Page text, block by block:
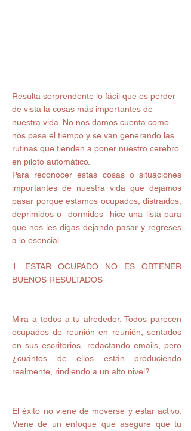
Resulta sorprendente lo fácil que es perder
de vista la cosas más importantes de
nuestra vida. No nos damos cuenta como
nos pasa el tiempo y se van generando las
rutinas que tienden a poner nuestro cerebro
en piloto automático.
Para reconocer estas cosas o situaciones
importantes de nuestra vida que dejamos
pasar porque estamos ocupados, distraídos,
deprimidos o  dormidos  hice una lista para
que nos les digas dejando pasar y regreses
a lo esencial.
1. ESTAR OCUPADO NO ES OBTENER
BUENOS RESULTADOS
Mira a todos a tu alrededor. Todos parecen
ocupados de reunión en reunión, sentados
en sus escritorios, redactando emails, pero
¿cuántos de ellos están produciendo
realmente, rindiendo a un alto nivel?
El éxito no viene de moverse y estar activo.
Viene de un enfoque que asegure que tu